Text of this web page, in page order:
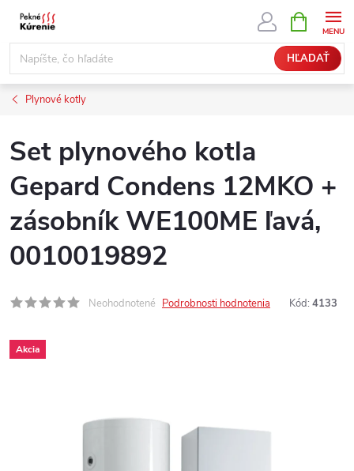
Prejsť
obsah
HĽADAŤ
KOŠÍK
Plynové kotly
Set plynového kotla
Gepard Condens 12MKO +
zásobník WE100ME ľavá,
0010019892
Neohodnotené Podrobnosti hodnotenia Kód: 4133
Akcia